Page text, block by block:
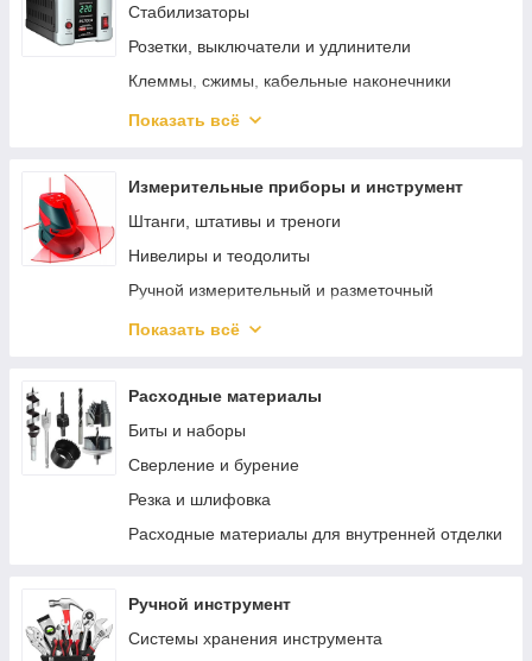
Пеногенераторы
Средства для чистки и ухода
Поломойные машины
Стабилизаторы
Розетки, выключатели и удлинители
Клеммы, сжимы, кабельные наконечники
Источники бесперебойного питания
Освещение
Показать всё
Измерительные приборы и инструмент
Штанги, штативы и треноги
Нивелиры и теодолиты
Ручной измерительный и разметочный
комплектующие
Измерители длины и расстояния
Показать всё
Расходные материалы
Биты и наборы
Сверление и бурение
Резка и шлифовка
Расходные материалы для внутренней отделки
Ручной инструмент
Системы хранения инструмента